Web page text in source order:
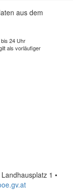
aus dem
24 Uhr
als vorläufiger
1 •